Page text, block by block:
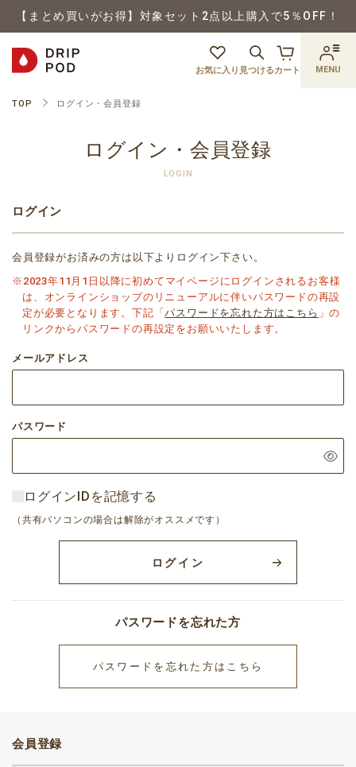
【まとめ買いがお得】対象セット2点以上購入で5％OFF！
お気に入り 見つけるカート MENU
TOP ログイン・会員登録
ログイン・会員登録
LOGIN
ログイン
会員登録がお済みの方は以下よりログイン下さい。
※2023年11月1日以降に初めてマイページにログインされるお客様
は、オンラインショップのリニューアルに伴いパスワードの再設
定が必要となります。下記「パスワードを忘れた方はこちら 」の
リンクからパスワードの再設定をお願いいたします。
メールアドレス
パスワード
ログインIDを記憶する
（共有パソコンの場合は解除がオススメです）
ログイン
パスワードを忘れた方
パスワードを忘れた方はこちら
会員登録